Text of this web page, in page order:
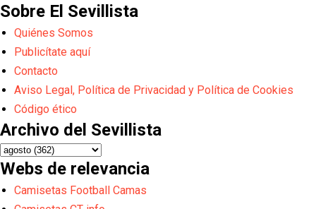
Sobre El Sevillista
Quiénes Somos
Publicítate aquí
Contacto
Aviso Legal, Política de Privacidad y Política de Cookies
Código ético
Archivo del Sevillista
Webs de relevancia
Camisetas Football Camas